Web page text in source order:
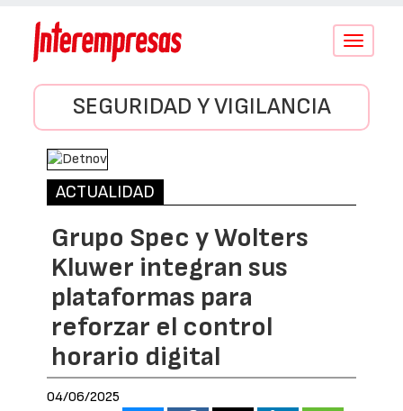
Conmutar
SEGURIDAD Y VIGILANCIA
ACTUALIDAD
Grupo Spec y Wolters
Kluwer integran sus
plataformas para
reforzar el control
horario digital
04/06/2025